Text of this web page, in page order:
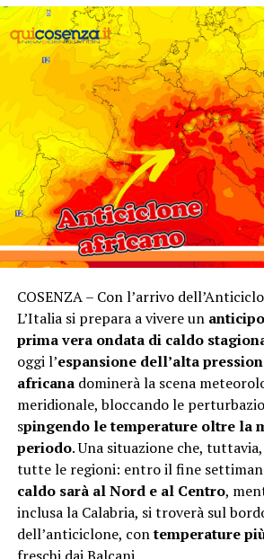
COSENZA – Con l’arrivo
L’Italia si prepara a vivere un
prima vera ondata di caldo
oggi l’espansione dell’alta
africanadominerà la scena
meridionale, bloccando le
spingendo le temperature oltre la
periodo. Una situazione che,
tutte le regioni: entro il fine
caldo sarà al Nord e al Centro,
inclusa la Calabria, si troverà sul
dell’anticiclone, contemperature